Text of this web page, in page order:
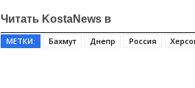
Читать KostaNews в
МЕТКИ: Бахмут Днепр Россия